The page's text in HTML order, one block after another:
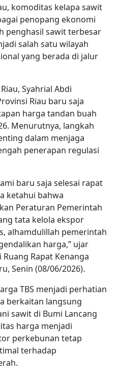
komoditas kelapa sawit
penopang ekonomi
penghasil sawit terbesar
salah satu wilayah
yang berada di jalur
Syahrial Abdi
Riau baru saja
harga tandan buah
Menurutnya, langkah
dalam menjaga
penerapan regulasi
baru saja selesai rapat
ketahui bahwa
Peraturan Pemerintah
tata kelola ekspor
alhamdulillah pemerintah
harga,” ujar
Ruang Rapat Kenanga
Senin (08/06/2026).
TBS menjadi perhatian
berkaitan langsung
sawit di Bumi Lancang
harga menjadi
perkebunan tetap
terhadap